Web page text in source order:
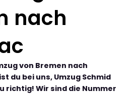
nach
von Bremen nach
du bei uns, Umzug Schmid
richtig! Wir sind die Nummer